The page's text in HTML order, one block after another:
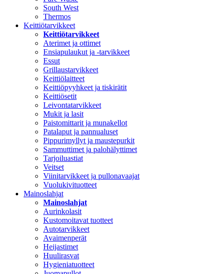
South West
Thermos
Keittiötarvikkeet
Keittiötarvikkeet
Aterimet ja ottimet
Ensiapulaukut ja -tarvikkeet
Essut
Grillaustarvikkeet
Keittiölaitteet
Keittiöpyyhkeet ja tiskirätit
Keittiösetit
Leivontatarvikkeet
Mukit ja lasit
Paistomittarit ja munakellot
Patalaput ja pannualuset
Pippurimyllyt ja maustepurkit
Sammuttimet ja palohälyttimet
Tarjoiluastiat
Veitset
Viinitarvikkeet ja pullonavaajat
Vuolukivituotteet
Mainoslahjat
Mainoslahjat
Aurinkolasit
Kustomoitavat tuotteet
Autotarvikkeet
Avaimenperät
Heijastimet
Huulirasvat
Hygieniatuotteet